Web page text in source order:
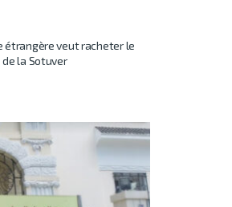
étrangère veut racheter le
la Sotuver